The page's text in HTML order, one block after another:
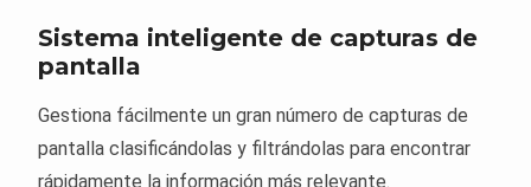
Sistema inteligente de capturas de
pantalla
Gestiona fácilmente un gran número de capturas de
pantalla clasificándolas y filtrándolas para encontrar
rápidamente la información más relevante.